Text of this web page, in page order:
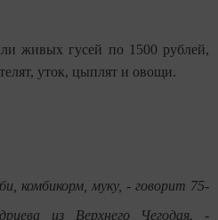
живых гусей по 1500 рублей,
уток, цыплят и овощи.
комбикорм, муку, - говорит 75-
из Верхнего Чегодая. -